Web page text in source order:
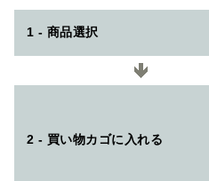
1 - 商品選択
2 - 買い物カゴに入れる